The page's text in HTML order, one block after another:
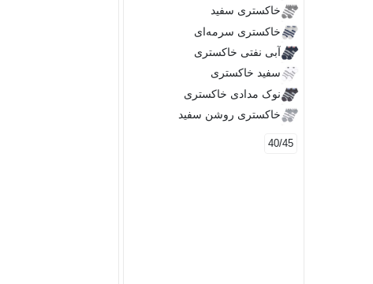
خاکستری سفید
خاکستری سرمه‌ای
آبی نفتی خاکستری
سفید خاکستری
نوک مدادی خاکستری
خاکستری روشن سفید
40/45